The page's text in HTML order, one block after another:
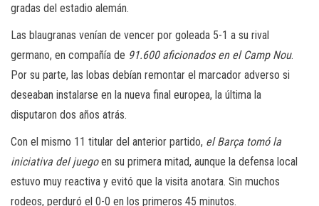
gradas del estadio alemán.
Las blaugranas venían de vencer por goleada 5-1 a su rival
germano, en compañía de 91.600 aficionados en el Camp Nou.
Por su parte, las lobas debían remontar el marcador adverso si
deseaban instalarse en la nueva final europea, la última la
disputaron dos años atrás.
Con el mismo 11 titular del anterior partido, el Barça tomó la
iniciativa del juegoen su primera mitad, aunque la defensa local
estuvo muy reactiva y evitó que la visita anotara. Sin muchos
rodeos, perduró el 0-0 en los primeros 45 minutos.